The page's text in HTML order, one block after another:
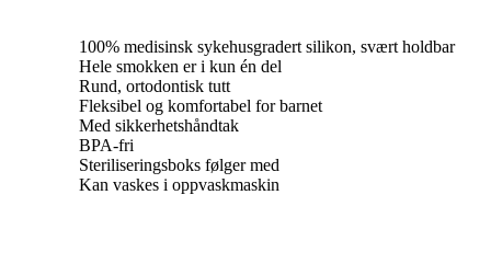
100% medisinsk sykehusgradert silikon, svært holdbar
Hele smokken er i kun én del
Rund, ortodontisk tutt
Fleksibel og komfortabel for barnet
Med sikkerhetshåndtak
BPA-fri
Steriliseringsboks følger med
Kan vaskes i oppvaskmaskin